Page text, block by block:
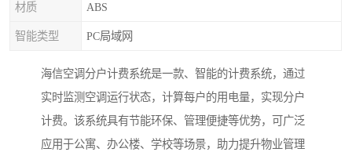
材质 ABS
智能类型 PC局域网
海信空调分户计费系统是一款、智能的计费系统，通过
实时监测空调运行状态，计算每户的用电量，实现分户
计费。该系统具有节能环保、管理便捷等优势，可广泛
应用于公寓、办公楼、学校等场景，助力提升物业管理